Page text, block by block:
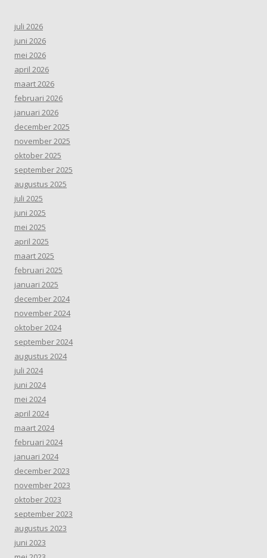
juli 2026
juni 2026
mei 2026
april 2026
maart 2026
februari 2026
januari 2026
december 2025
november 2025
oktober 2025
september 2025
augustus 2025
juli 2025
juni 2025
mei 2025
april 2025
maart 2025
februari 2025
januari 2025
december 2024
november 2024
oktober 2024
september 2024
augustus 2024
juli 2024
juni 2024
mei 2024
april 2024
maart 2024
februari 2024
januari 2024
december 2023
november 2023
oktober 2023
september 2023
augustus 2023
juni 2023